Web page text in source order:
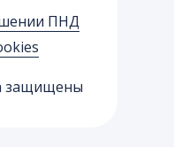
защищены
ПНД